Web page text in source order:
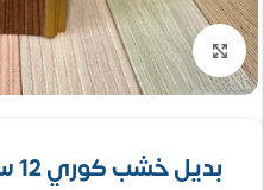
تكبير الصورة
بديل خشب كوري 12 سم – كود LV126-1